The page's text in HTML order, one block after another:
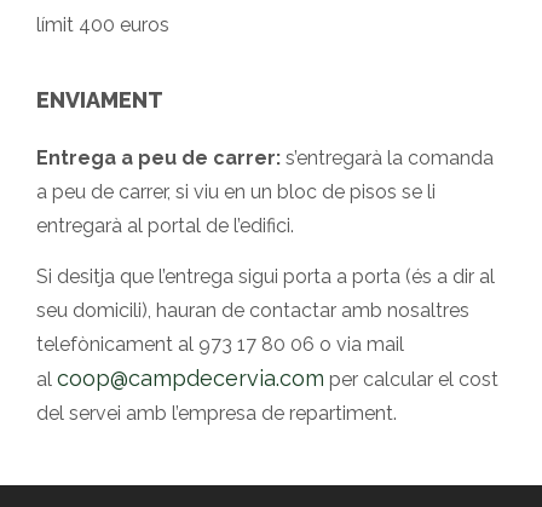
límit 400 euros
ENVIAMENT
Entrega a peu de carrer: s’entregarà la comanda
a peu de carrer, si viu en un bloc de pisos se li
entregarà al portal de l’edifici.
Si desitja que l’entrega sigui porta a porta (és a dir al
seu domicili), hauran de contactar amb nosaltres
telefònicament al 973 17 80 06 o via mail
al coop@campdecervia.com per calcular el cost
del servei amb l’empresa de repartiment.